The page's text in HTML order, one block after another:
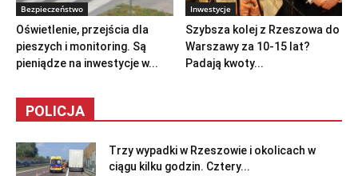
Bezpieczeństwo
Oświetlenie, przejścia dla
pieszych i monitoring. Są
pieniądze na inwestycje w...
Inwestycje
Szybsza kolej z Rzeszowa do
Warszawy za 10-15 lat?
Padają kwoty...
POLICJA
Trzy wypadki w Rzeszowie i okolicach w
ciągu kilku godzin. Cztery...